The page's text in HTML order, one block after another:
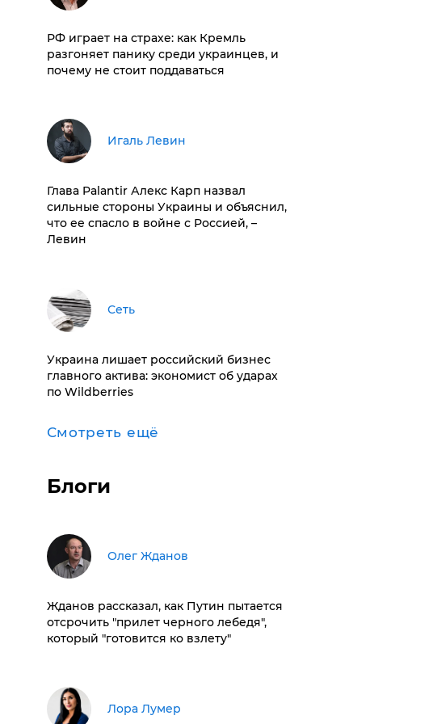
РФ играет на страхе: как Кремль
разгоняет панику среди украинцев, и
почему не стоит поддаваться
Игаль Левин
Глава Palantir Алекс Карп назвал
сильные стороны Украины и объяснил,
что ее спасло в войне с Россией, –
Левин
Сеть
​Украина лишает российский бизнес
главного актива: экономист об ударах
по Wildberries
Смотреть ещё
Блоги
Олег Жданов
Жданов рассказал, как Путин пытается
отсрочить "прилет черного лебедя",
который "готовится ко взлету"
​Лора Лумер